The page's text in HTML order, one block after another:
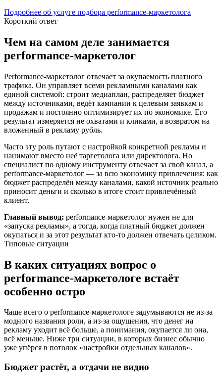
Подробнее об услуге подбора performance-маркетолога
Короткий ответ
Чем на самом деле занимается
performance-маркетолог
Performance-маркетолог отвечает за окупаемость платного
трафика. Он управляет всеми рекламными каналами как
единой системой: строит медиаплан, распределяет бюджет
между источниками, ведёт кампании к целевым заявкам и
продажам и постоянно оптимизирует их по экономике. Его
результат измеряется не охватами и кликами, а возвратом на
вложенный в рекламу рубль.
Часто эту роль путают с настройкой конкретной рекламы и
нанимают вместо неё таргетолога или директолога. Но
специалист по одному инструменту отвечает за свой канал, а
performance-маркетолог — за всю экономику привлечения: как
бюджет распределён между каналами, какой источник реально
приносит деньги и сколько в итоге стоит привлечённый
клиент.
Главный вывод: performance-маркетолог нужен не для
«запуска рекламы», а тогда, когда платный бюджет должен
окупаться и за этот результат кто-то должен отвечать целиком.
Типовые ситуации
В каких ситуациях вопрос о
performance-маркетологе встаёт
особенно остро
Чаще всего о performance-маркетологе задумываются не из-за
модного названия роли, а из-за ощущения, что денег на
рекламу уходит всё больше, а понимания, окупается ли она,
всё меньше. Ниже три ситуации, в которых бизнес обычно
уже упёрся в потолок «настройки отдельных каналов».
Бюджет растёт, а отдачи не видно